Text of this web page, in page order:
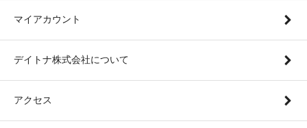
マイアカウント
デイトナ株式会社について
アクセス